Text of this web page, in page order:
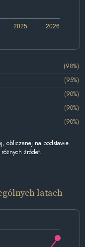
2026
2025
(98%)
(95%)
(90%)
(90%)
(90%)
obliczanej na podstawie
źródeł.
latach